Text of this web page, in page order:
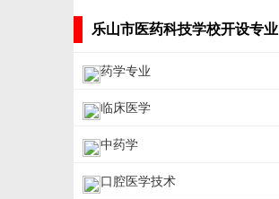
乐山市医药科技学校开设专业
药学专业
临床医学
中药学
口腔医学技术